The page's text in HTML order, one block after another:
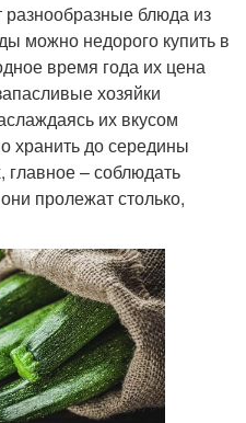
разнообразные блюда из
можно недорого купить в
время года их цена
хозяйки
их вкусом
хранить до середины
– соблюдать
пролежат столько,